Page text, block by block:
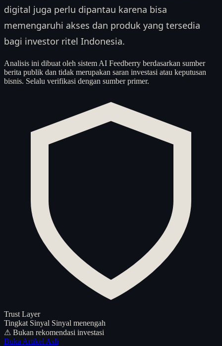
digital juga perlu dipantau karena bisa
memengaruhi akses dan produk yang tersedia
bagi investor ritel Indonesia.
Analisis ini dibuat oleh sistem AI Feedberry berdasarkan sumber
berita publik dan tidak merupakan saran investasi atau keputusan
bisnis. Selalu verifikasi dengan sumber primer.
Trust Layer
Tingkat Sinyal Sinyal menengah
⚠ Bukan rekomendasi investasi
Buka Artikel Asli